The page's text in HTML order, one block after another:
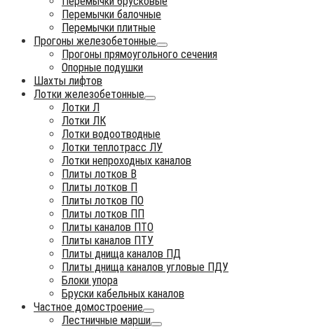
Перемычки балочные
Перемычки плитные
Прогоны железобетонные
Прогоны прямоугольного сечения
Опорные подушки
Шахты лифтов
Лотки железобетонные
Лотки Л
Лотки ЛК
Лотки водоотводные
Лотки теплотрасс ЛУ
Лотки непроходных каналов
Плиты лотков В
Плиты лотков П
Плиты лотков ПО
Плиты лотков ПП
Плиты каналов ПТО
Плиты каналов ПТУ
Плиты днища каналов ПД
Плиты днища каналов угловые ПДУ
Блоки упора
Бруски кабельных каналов
Частное домостроение
Лестничные марши